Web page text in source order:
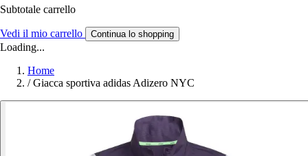
Subtotale carrello
Vedi il mio carrello Continua lo shopping
Loading...
Home
/ Giacca sportiva adidas Adizero NYC